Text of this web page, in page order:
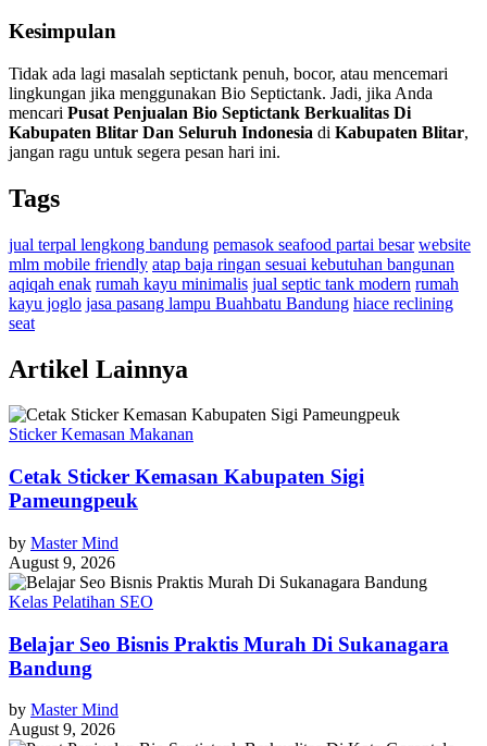
Kesimpulan
Tidak ada lagi masalah septictank penuh, bocor, atau mencemari
lingkungan jika menggunakan Bio Septictank. Jadi, jika Anda
mencari Pusat Penjualan Bio Septictank Berkualitas Di
Kabupaten Blitar Dan Seluruh Indonesia di Kabupaten Blitar,
jangan ragu untuk segera pesan hari ini.
Tags
jual terpal lengkong bandung pemasok seafood partai besar website
mlm mobile friendly atap baja ringan sesuai kebutuhan bangunan
aqiqah enak rumah kayu minimalis jual septic tank modern rumah
kayu joglo jasa pasang lampu Buahbatu Bandung hiace reclining
seat
Artikel Lainnya
Sticker Kemasan Makanan
Cetak Sticker Kemasan Kabupaten Sigi
Pameungpeuk
by Master Mind
August 9, 2026
Kelas Pelatihan SEO
Belajar Seo Bisnis Praktis Murah Di Sukanagara
Bandung
by Master Mind
August 9, 2026